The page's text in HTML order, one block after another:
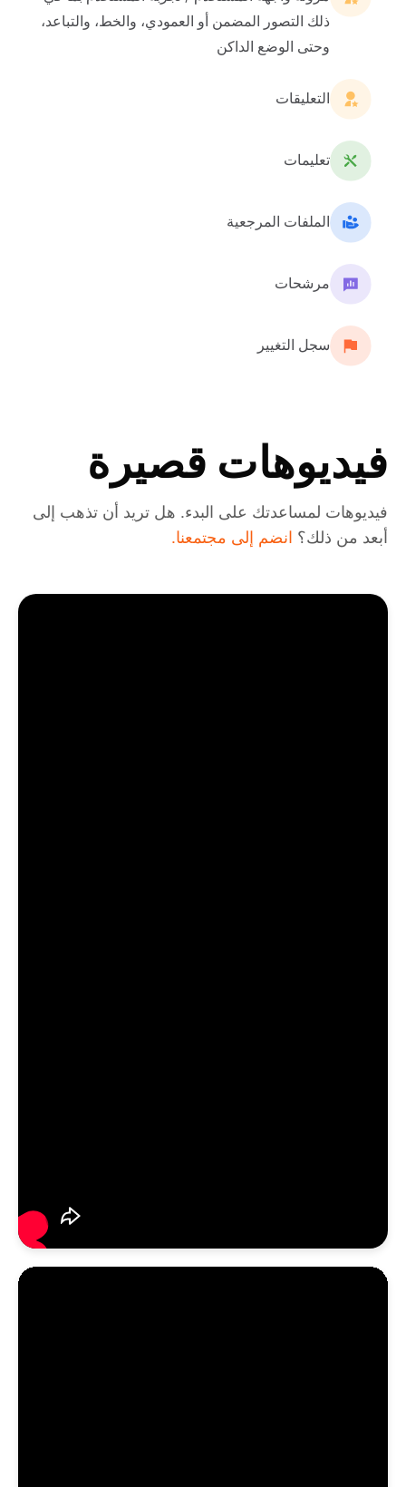
ذلك التصور المضمن أو العمودي، والخط، والتباعد،
وحتى الوضع الداكن
التعليقات
تعليمات
الملفات المرجعية
مرشحات
سجل التغيير
فيديوهات قصيرة
فيديوهات لمساعدتك على البدء. هل تريد أن تذهب إلى
أبعد من ذلك؟ انضم إلى مجتمعنا.